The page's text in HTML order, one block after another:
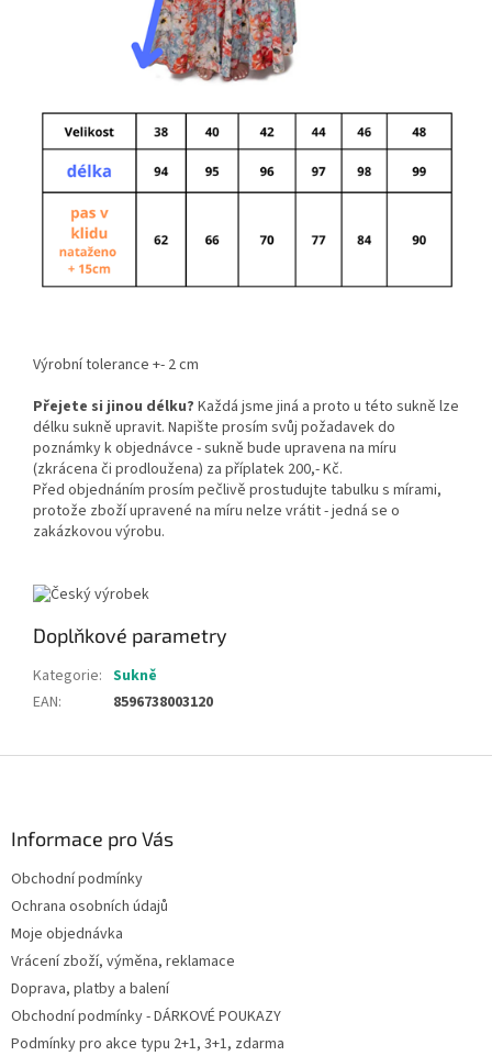
Výrobní tolerance +- 2 cm
Přejete si jinou délku? Každá jsme jiná a proto u této sukně lze
délku sukně upravit. Napište prosím svůj požadavek do
poznámky k objednávce - sukně bude upravena na míru
(zkrácena či prodloužena) za příplatek 200,- Kč.
Před objednáním prosím pečlivě prostudujte tabulku s mírami,
protože zboží upravené na míru nelze vrátit - jedná se o
zakázkovou výrobu.
Doplňkové parametry
Kategorie: Sukně
EAN: 8596738003120
Informace pro Vás
Obchodní podmínky
Ochrana osobních údajů
Moje objednávka
Vrácení zboží, výměna, reklamace
Doprava, platby a balení
Obchodní podmínky - DÁRKOVÉ POUKAZY
Podmínky pro akce typu 2+1, 3+1, zdarma